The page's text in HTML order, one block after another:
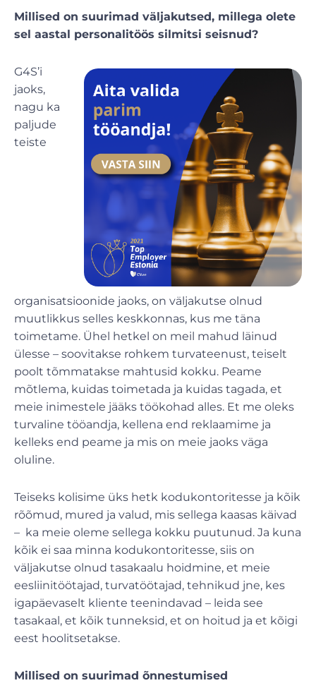
Millised on suurimad väljakutsed, millega olete
sel aastal personalitöös silmitsi seisnud?
G4S’i
jaoks,
nagu ka
paljude
teiste
organisatsioonide jaoks, on väljakutse olnud
muutlikkus selles keskkonnas, kus me täna
toimetame. Ühel hetkel on meil mahud läinud
ülesse – soovitakse rohkem turvateenust, teiselt
poolt tõmmatakse mahtusid kokku. Peame
mõtlema, kuidas toimetada ja kuidas tagada, et
meie inimestele jääks töökohad alles. Et me oleks
turvaline tööandja, kellena end reklaamime ja
kelleks end peame ja mis on meie jaoks väga
oluline.
Teiseks kolisime üks hetk kodukontoritesse ja kõik
rõõmud, mured ja valud, mis sellega kaasas käivad
– ka meie oleme sellega kokku puutunud. Ja kuna
kõik ei saa minna kodukontoritesse, siis on
väljakutse olnud tasakaalu hoidmine, et meie
eesliinitöötajad, turvatöötajad, tehnikud jne, kes
igapäevaselt kliente teenindavad – leida see
tasakaal, et kõik tunneksid, et on hoitud ja et kõigi
eest hoolitsetakse.
Millised on suurimad õnnestumised